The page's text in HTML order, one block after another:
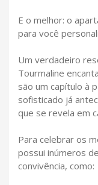
E o melhor: o
para você
Um verdadeiro
Tourmaline
são um capítulo à
sofisticado já
que se revela em
Para celebrar os
possui inúmeros
convivência, como: